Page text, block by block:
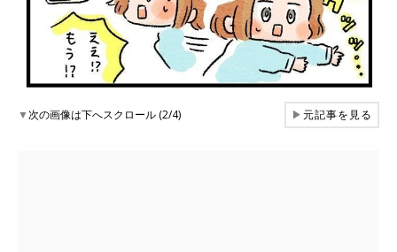
▼次の画像は下へスクロール (2/4) ▶元記事を見る